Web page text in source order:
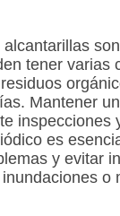
tener varias
Mantener
inspecciones
es
y evitar
o